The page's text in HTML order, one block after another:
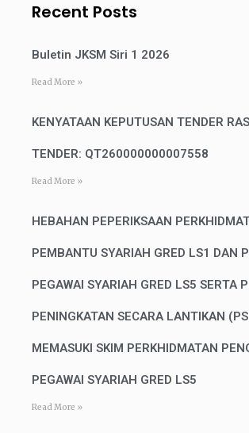
Recent Posts
Buletin JKSM Siri 1 2026
Read More »
KENYATAAN KEPUTUSAN TENDER
TENDER: QT260000000007558
Read More »
HEBAHAN PEPERIKSAAN
PEMBANTU SYARIAH GRED LS1 DAN
PEGAWAI SYARIAH GRED LS5 SERTA
PENINGKATAN SECARA LANTIKAN
MEMASUKI SKIM PERKHIDMATAN
PEGAWAI SYARIAH GRED LS5
Read More »